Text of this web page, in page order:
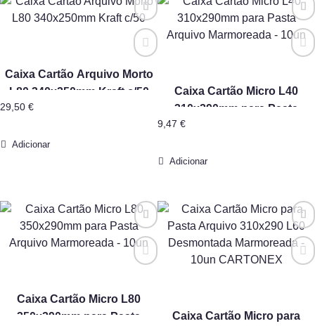
Caixa Cartão Arquivo Morto
L80 340x250mm Kraft c/50
29,50 €
Adicionar
Caixa Cartão Micro L40
310x290mm para Pasta
Arquivo Marmoreada – 10un
9,47 €
Adicionar
Caixa Cartão Micro L80
350x290mm para Pasta
Caixa Cartão Micro para